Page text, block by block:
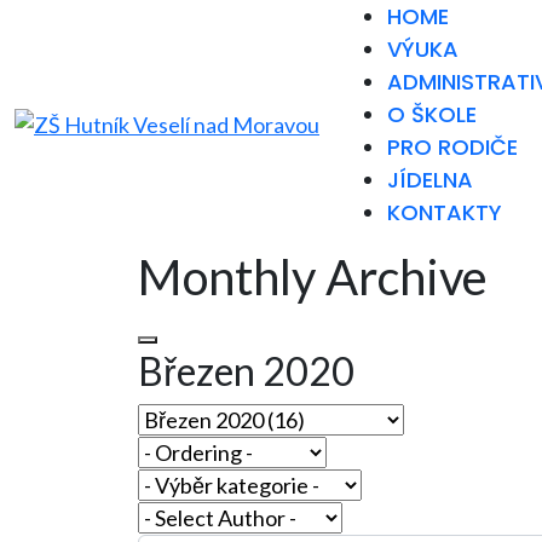
HOME
VÝUKA
O ŠKOLE
PRO RODIČE
JÍDELNA
KONTAKTY
Monthly Archive
Březen 2020